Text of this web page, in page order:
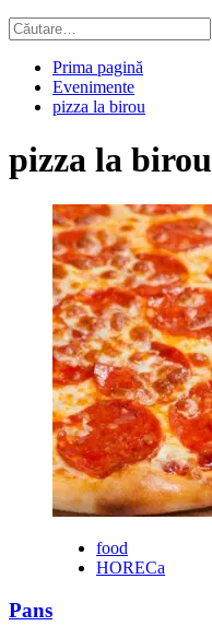
Caută
după:
Prima pagină
Evenimente
pizza la birou
pizza la birou
food
HORECa
Pans